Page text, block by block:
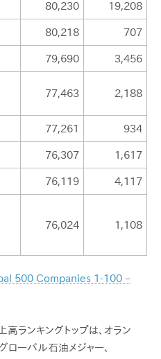
80,230 19,208
80,218 707
79,690 3,456
77,463 2,188
77,261 934
76,307 1,617
76,119 4,117
76,024 1,108
500 Companies 1-100 –
ランキングトップは、オラン
ーバル石油メジャー、